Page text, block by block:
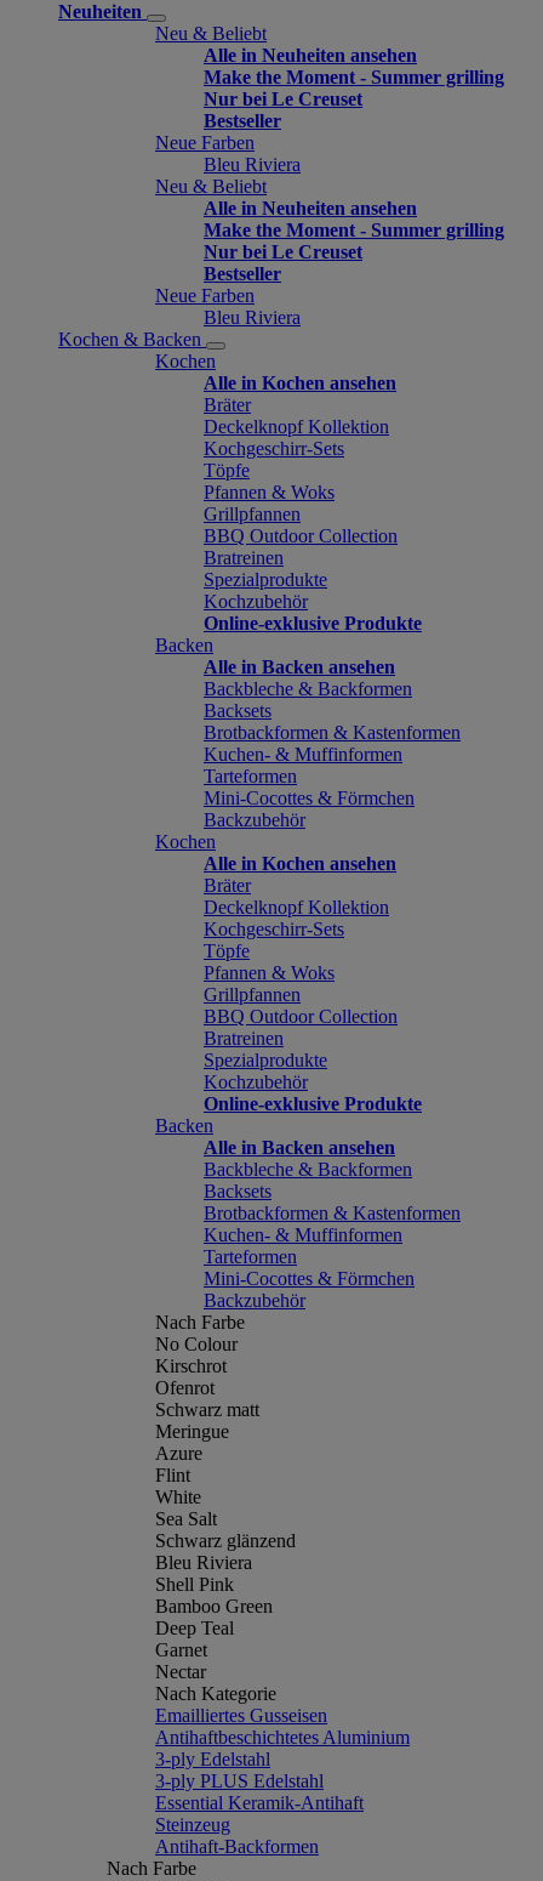
Neuheiten
Neu & Beliebt
Alle in Neuheiten ansehen
Make the Moment - Summer grilling
Nur bei Le Creuset
Bestseller
Neue Farben
Bleu Riviera
Neu & Beliebt
Alle in Neuheiten ansehen
Make the Moment - Summer grilling
Nur bei Le Creuset
Bestseller
Neue Farben
Bleu Riviera
Kochen & Backen
Kochen
Alle in Kochen ansehen
Bräter
Deckelknopf Kollektion
Kochgeschirr-Sets
Töpfe
Pfannen & Woks
Grillpfannen
BBQ Outdoor Collection
Bratreinen
Spezialprodukte
Kochzubehör
Online-exklusive Produkte
Backen
Alle in Backen ansehen
Backbleche & Backformen
Backsets
Brotbackformen & Kastenformen
Kuchen- & Muffinformen
Tarteformen
Mini-Cocottes & Förmchen
Backzubehör
Kochen
Alle in Kochen ansehen
Bräter
Deckelknopf Kollektion
Kochgeschirr-Sets
Töpfe
Pfannen & Woks
Grillpfannen
BBQ Outdoor Collection
Bratreinen
Spezialprodukte
Kochzubehör
Online-exklusive Produkte
Backen
Alle in Backen ansehen
Backbleche & Backformen
Backsets
Brotbackformen & Kastenformen
Kuchen- & Muffinformen
Tarteformen
Mini-Cocottes & Förmchen
Backzubehör
Nach Farbe
No Colour
Kirschrot
Ofenrot
Schwarz matt
Meringue
Azure
Flint
White
Sea Salt
Schwarz glänzend
Bleu Riviera
Shell Pink
Bamboo Green
Deep Teal
Garnet
Nectar
Nach Kategorie
Emailliertes Gusseisen
Antihaftbeschichtetes Aluminium
3-ply Edelstahl
3-ply PLUS Edelstahl
Essential Keramik-Antihaft
Steinzeug
Antihaft-Backformen
Nach Farbe